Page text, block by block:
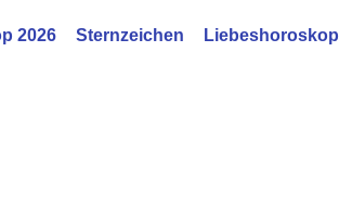
2026 Sternzeichen Liebeshoroskop